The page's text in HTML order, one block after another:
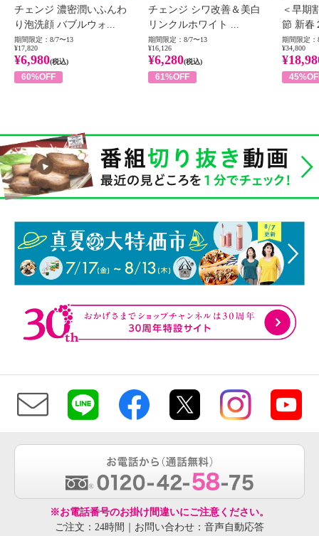
チェンジ 濃密潤いふんわ
り泡洗顔 バブルウォ...
期間限定：8/7〜13
¥17,820
¥6,980(税込)
60%OFF
チェンジ シワ改善＆美白
リンクルホワイト ...
期間限定：8/7〜13
¥16,126
¥6,280(税込)
61%OFF
＜早期
節 新春
期間限定：
¥34,800
※お電話番号のお掛け間違いにご注意ください。
ご注文：24時間｜お問い合わせ：音声自動応答